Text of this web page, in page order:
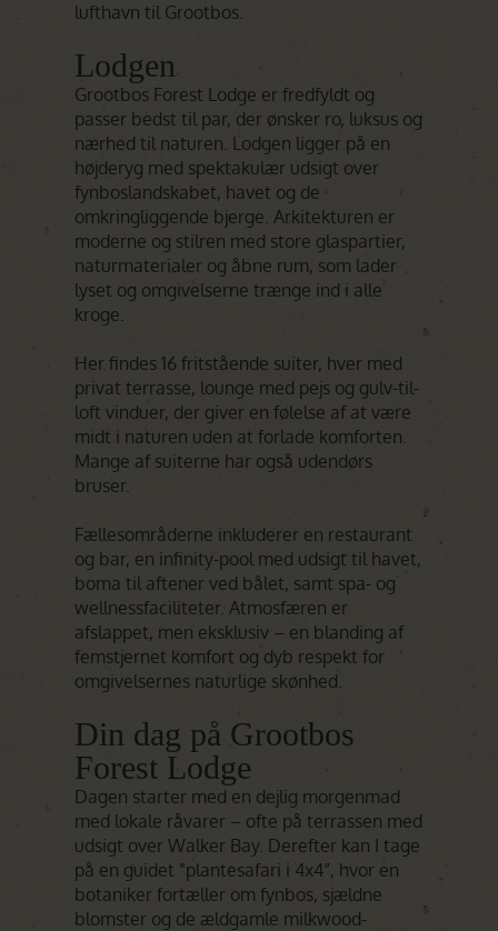
lufthavn til Grootbos.
Lodgen
Grootbos Forest Lodge er fredfyldt og
passer bedst til par, der ønsker ro, luksus og
nærhed til naturen. Lodgen ligger på en
højderyg med spektakulær udsigt over
fynboslandskabet, havet og de
omkringliggende bjerge. Arkitekturen er
moderne og stilren med store glaspartier,
naturmaterialer og åbne rum, som lader
lyset og omgivelserne trænge ind i alle
kroge.
Her findes 16 fritstående suiter, hver med
privat terrasse, lounge med pejs og gulv-til-
loft vinduer, der giver en følelse af at være
midt i naturen uden at forlade komforten.
Mange af suiterne har også udendørs
bruser.
Fællesområderne inkluderer en restaurant
og bar, en infinity-pool med udsigt til havet,
boma til aftener ved bålet, samt spa- og
wellnessfaciliteter. Atmosfæren er
afslappet, men eksklusiv – en blanding af
femstjernet komfort og dyb respekt for
omgivelsernes naturlige skønhed.
Din dag på Grootbos
Forest Lodge
Dagen starter med en dejlig morgenmad
med lokale råvarer – ofte på terrassen med
udsigt over Walker Bay. Derefter kan I tage
på en guidet ”plantesafari i 4x4”, hvor en
botaniker fortæller om fynbos, sjældne
blomster og de ældgamle milkwood-